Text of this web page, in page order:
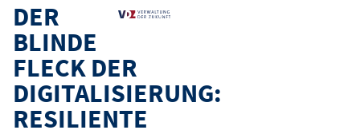
DER
BLINDE
FLECK DER
DIGITALISIERUNG:
RESILIENTE